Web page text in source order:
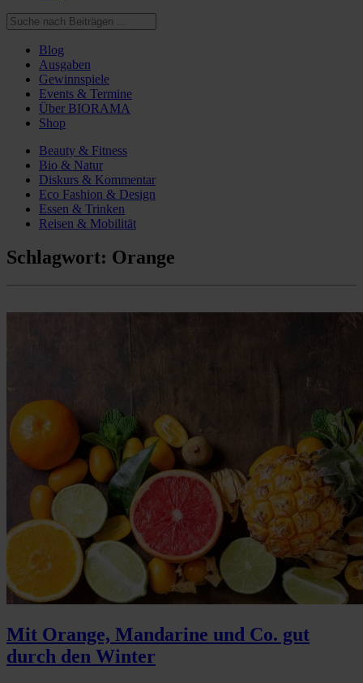
Blog
Ausgaben
Gewinnspiele
Events & Termine
Über BIORAMA
Shop
Beauty & Fitness
Bio & Natur
Diskurs & Kommentar
Eco Fashion & Design
Essen & Trinken
Reisen & Mobilität
Schlagwort: Orange
Mit Orange, Mandarine und Co. gut
durch den Winter